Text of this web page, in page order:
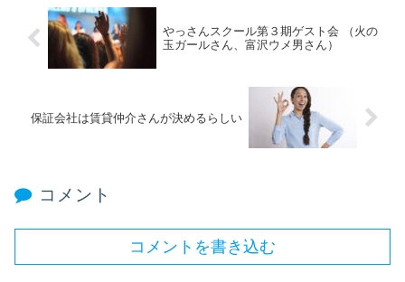
やっさんスクール第３期ゲスト会 （火の
玉ガールさん、富沢ウメ男さん）
保証会社は賃貸仲介さんが決めるらしい
コメント
コメントを書き込む